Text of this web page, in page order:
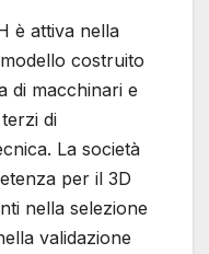
è attiva nella
costruito
di macchinari e
di
La società
per il 3D
nella selezione
validazione